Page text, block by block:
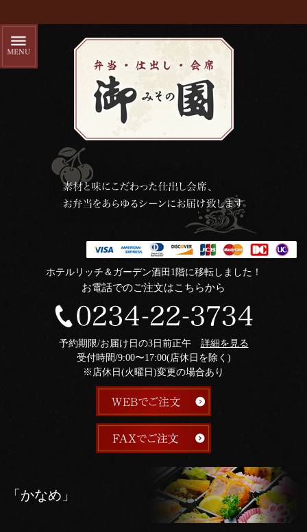
ホテルリッチ＆ガーデン酒田1階に移転しました！
お電話でのご注文はこちらから
予約期限/お届け日の3日前正午 詳細を見る
受付時間/9:00〜17:00(店休日を除く)
※店休日(火曜日)変更の場合あり
「かなめ」